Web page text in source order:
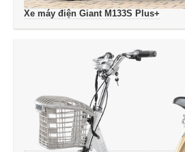
Xe máy điện Giant M133S Plus+